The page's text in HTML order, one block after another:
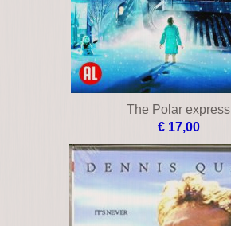
The Polar express
€ 17,00